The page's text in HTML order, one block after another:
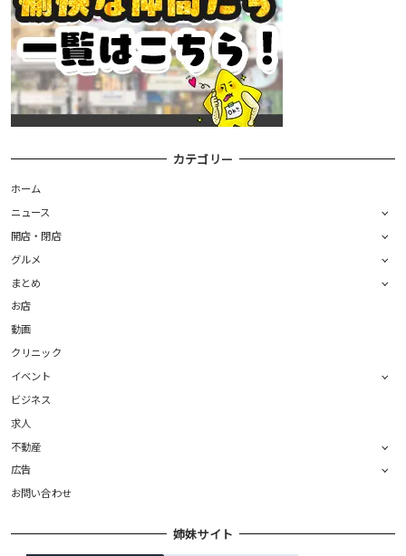
カテゴリー
ホーム
ニュース
開店・閉店
グルメ
まとめ
お店
動画
クリニック
イベント
ビジネス
求人
不動産
広告
お問い合わせ
姉妹サイト